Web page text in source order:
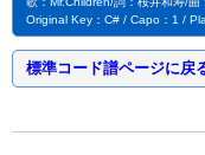
Original Key：C# / Capo：1 /
標準コード譜ページに戻